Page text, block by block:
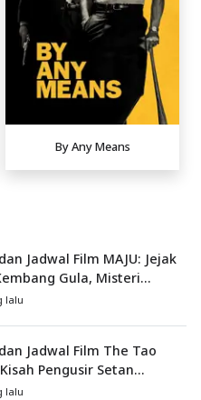
By Any Means
Jadwal Film MAJU: Jejak
Gula, Misteri
Bagas di Lokasi Jambore
lalu
Jadwal Film The Tao
Pengusir Setan
Mematikan
lalu